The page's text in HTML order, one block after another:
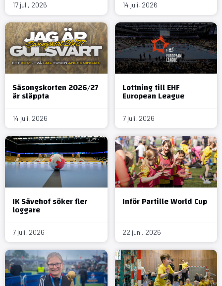
17 juli, 2026 14 juli, 2026
Säsongskorten 2026/27
är släppta
14 juli, 2026
Lottning till EHF
European League
7 juli, 2026
IK Sävehof söker fler
loggare
7 juli, 2026
Inför Partille World Cup
22 juni, 2026